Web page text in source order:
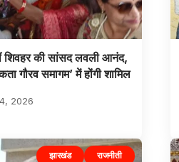
शिवहर की सांसद लवली आनंद,
गौरव समागम’ में होंगी शामिल
2026
झारखंड राजनीती